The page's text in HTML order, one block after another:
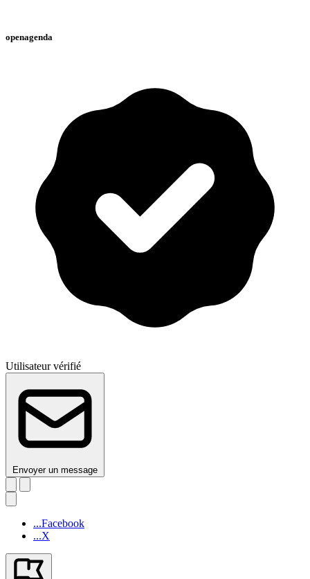
openagenda
Utilisateur vérifié
Envoyer un message
...Facebook
...X